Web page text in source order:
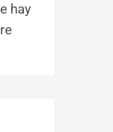
hay